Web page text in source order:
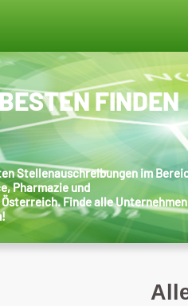
FINDEN
Stellenauschreibungen im
Pharmazie und
Finde alle